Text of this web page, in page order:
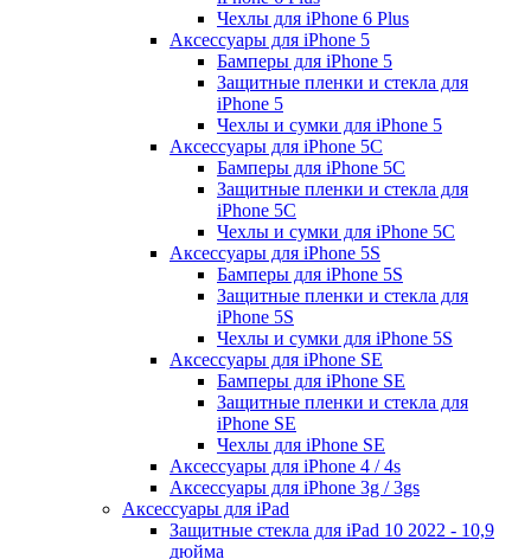
Чехлы для iPhone 6 Plus
Аксессуары для iPhone 5
Бамперы для iPhone 5
Защитные пленки и стекла для
iPhone 5
Чехлы и сумки для iPhone 5
Аксессуары для iPhone 5C
Бамперы для iPhone 5C
Защитные пленки и стекла для
iPhone 5C
Чехлы и сумки для iPhone 5C
Аксессуары для iPhone 5S
Бамперы для iPhone 5S
Защитные пленки и стекла для
iPhone 5S
Чехлы и сумки для iPhone 5S
Аксессуары для iPhone SE
Бамперы для iPhone SE
Защитные пленки и стекла для
iPhone SE
Чехлы для iPhone SE
Аксессуары для iPhone 4 / 4s
Аксессуары для iPhone 3g / 3gs
Аксессуары для iPad
Защитные стекла для iPad 10 2022 - 10,9
дюйма